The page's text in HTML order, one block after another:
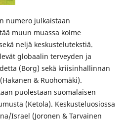
numero julkaistaan
muun muassa kolme
neljä keskustelutekstiä.
globaalin terveyden ja
(Borg) sekä kriisinhallinnan
& Ruohomäki).
puolestaan suomalaisen
(Ketola). Keskusteluosiossa
Israel (Joronen & Tarvainen